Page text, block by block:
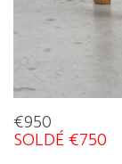
€950
SOLDÉ €750